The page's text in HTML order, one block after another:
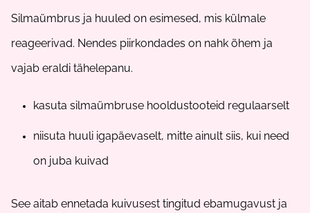
Silmaümbrus ja huuled on esimesed, mis külmale
reageerivad. Nendes piirkondades on nahk õhem ja
vajab eraldi tähelepanu.
kasuta silmaümbruse hooldustooteid regulaarselt
niisuta huuli igapäevaselt, mitte ainult siis, kui need
on juba kuivad
See aitab ennetada kuivusest tingitud ebamugavust ja